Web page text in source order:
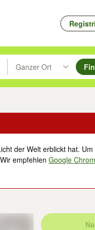
nach oben/unten
Eingabetaste drücken um
Ganzer Ort
Suche im Umkreis des
der Welt erblickt hat.
empfehlenGoogle